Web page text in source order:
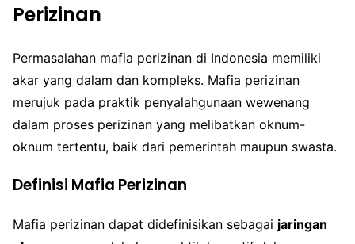
Perizinan
Permasalahan mafia perizinan di Indonesia memiliki
akar yang dalam dan kompleks. Mafia perizinan
merujuk pada praktik penyalahgunaan wewenang
dalam proses perizinan yang melibatkan oknum-
oknum tertentu, baik dari pemerintah maupun swasta.
Definisi Mafia Perizinan
Mafia perizinan dapat didefinisikan sebagai jaringan